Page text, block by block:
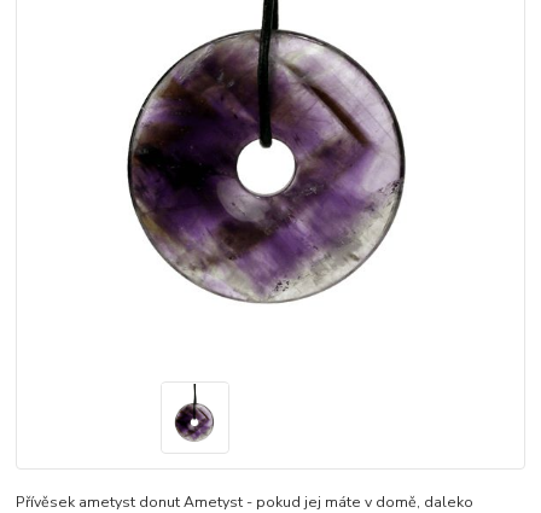
Přívěsek ametyst donut Ametyst - pokud jej máte v domě, daleko